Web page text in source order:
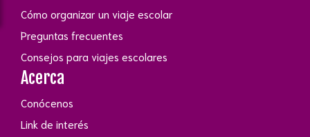
Cómo organizar un viaje escolar
Preguntas frecuentes
Consejos para viajes escolares
Acerca
Conócenos
Link de interés